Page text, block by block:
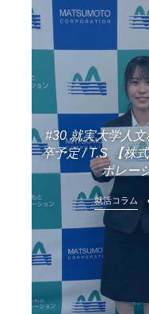
#30 就実大学人
卒予定 / T.S 【株
ポレー
就活コラム